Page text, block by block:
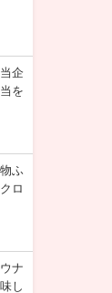
企
を
ふ
ロ
ナ
し